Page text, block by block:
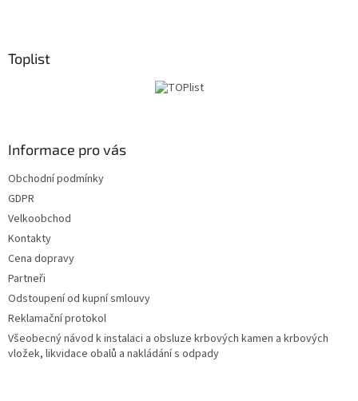
Toplist
Informace pro vás
Obchodní podmínky
GDPR
Velkoobchod
Kontakty
Cena dopravy
Partneři
Odstoupení od kupní smlouvy
Reklamační protokol
Všeobecný návod k instalaci a obsluze krbových kamen a krbových
vložek, likvidace obalů a nakládání s odpady